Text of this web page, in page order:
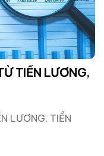
TIỀN LƯƠNG,
LƯƠNG, TIỀN